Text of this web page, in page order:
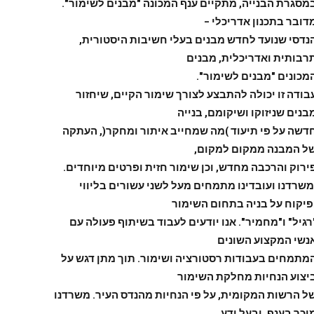
הבנייה, מתקיים ענף המכונה "מבנים לשימור".
בתכנון אדריכלי –
שנועד לחדש מבנים בעלי חשיבות היסטורית,
ואדריכלית, מבנים
"מבנים לשימור".
זו יכולה להתבצע לצורך שימור הקיים, שיחזור
שניזוקו ושיקומם, בנייה
על פי תיעוד )מה שמחייב איתור ומחקר(, העתקה
המבנה ממקום למקום,
והרכבה מחדש, וכן שימור חזית ופרטים מיוחדים.
ועובדינו מתמחים מעל לשני עשורים בליווי
על בניה בתחום השימור
ו"מחמיר". אנו יודעים לעבוד בשיתוף פעולה עם
המקצוע השונים
בעבודות רסטורציה ושימור. תוך מתן דגש על
הנחיות מחלקת השימור
הרשות המקומית, על פי הנחיות מהנדס העיר. משרדנו